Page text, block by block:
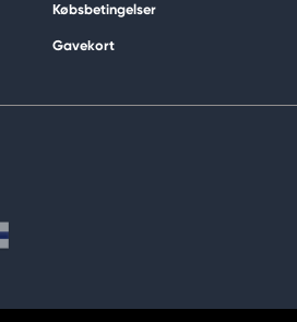
Købsbetingelser
Gavekort